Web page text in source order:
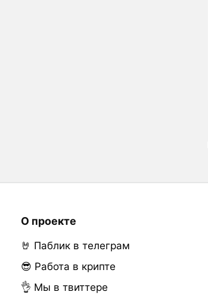
О проекте
🤘 Паблик в телеграм
😎 Работа в крипте
👌 Мы в твиттере